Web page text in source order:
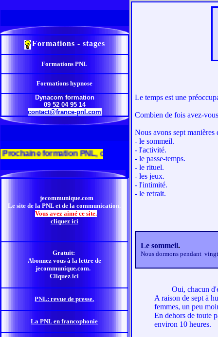
Formations - stages
Formations PNL
Formations hypnose
Dynacom formation
09 52 04 95 14
contact@france-pnl.com
formation PNL, cliquez ici
jecommunique.com
Le site de la PNL et de la communication.
Vous avez aimé ce site.
cliquez ici
Gratuit:
Abonnez vous à la lettre de
jecommunique.com.
Cliquez ici
PNL: revue de presse.
La PNL en francophonie
Le temps est une
Combien de fois avez-
Nous avons sept
- le sommeil.
- l'activité.
- le passe-temps.
- le rituel.
- les jeux.
- l'intimité.
- le retrait.
Le sommeil.
Nous dormons pendant
Oui, chacun
A raison de sept à
femmes, un peu
En dehors de toute
environ 10 heures.